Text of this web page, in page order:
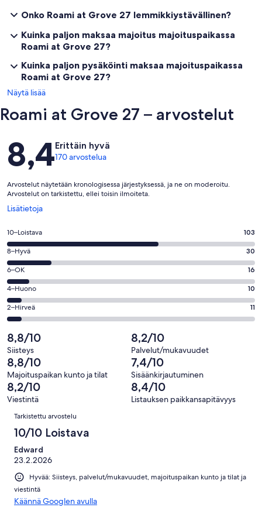
Onko Roami at Grove 27 lemmikkiystävällinen?
Kuinka paljon maksaa majoitus majoituspaikassa
Roami at Grove 27?
Kuinka paljon pysäköinti maksaa majoituspaikassa
Roami at Grove 27?
Näytä lisää
Roami at Grove 27 – arvostelut
Arvostelut
8,4Erittäin hyvä
170 arvostelua
Arvostelut näytetään kronologisessa järjestyksessä, ja ne on moderoitu.
Arvostelut on tarkistettu, ellei toisin ilmoiteta.
Lisätietoja
Avautuu
ikkunaan
Arvosana
10
-
Loistava.
103
kautta
170
arvostelua
10–Loistava 103
Arvosana
8
-
Hyvä.
30
kautta
arvostelua
8–Hyvä 30
Arvosana
6
-
OK.
16
kautta
170
arvostelua
6–OK 16
Arvosana
4
-
10
kautta
170
arvostelua
4–Huono 10
Arvosana
2
-
Hirveä.
11
kautta
170
arvostelua
2–Hirveä 11
8,8/10
Siisteys
8,2/10
Palvelut/mukavuudet
8,8/10
Majoituspaikan kunto ja tilat
7,4/10
Sisäänkirjautuminen
8,2/10
Viestintä
8,4/10
Listauksen paikkansapitävyys
Arvostelut
Tarkistettu arvostelu
10/10 Loistava
Edward
23.2.2026
Hyvää: Siisteys, palvelut/mukavuudet, majoituspaikan kunto ja tilat ja
viestintä
Käännä Googlen avulla